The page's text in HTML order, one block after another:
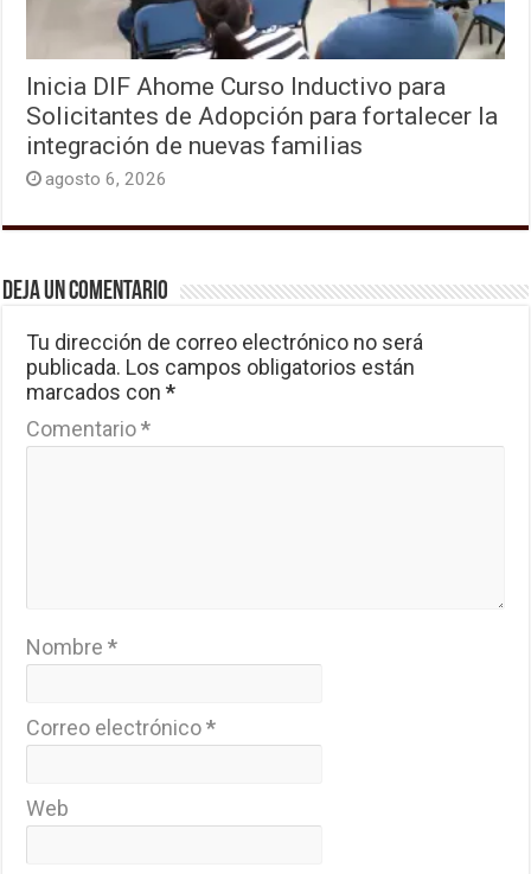
Inicia DIF Ahome Curso Inductivo para
Solicitantes de Adopción para fortalecer la
integración de nuevas familias
agosto 6, 2026
Deja un comentario
Tu dirección de correo electrónico no será
publicada. Los campos obligatorios están
marcados con*
Comentario*
Nombre*
Correo electrónico*
Web